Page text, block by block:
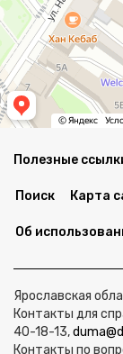
Полезные
Поиск Карта
Об
Ярославская
Контакты для
40-18-13,
Контакты по